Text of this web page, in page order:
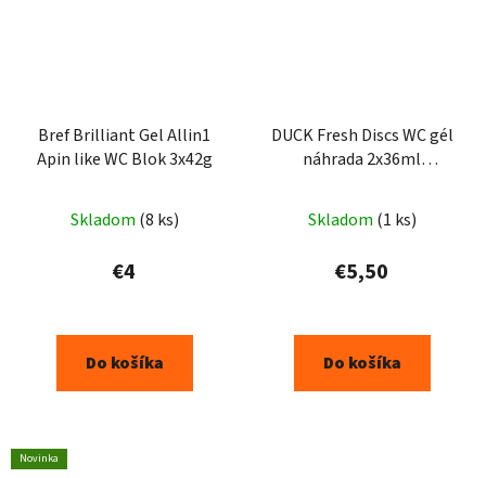
Bref Brilliant Gel Allin1
Apin like WC Blok 3x42g
Skladom (8 ks)
€4
Do košíka
DUCK Fresh Discs WC gél
náhrada 2x36ml
Skladom (1 ks)
€5,50
Do košíka
Novinka